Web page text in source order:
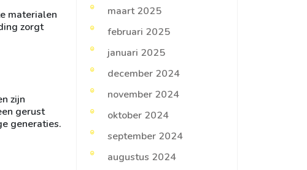
materialen
zorgt
zijn
gerust
generaties.
maart 2025
februari 2025
januari 2025
december 2024
november 2024
oktober 2024
september 2024
augustus 2024